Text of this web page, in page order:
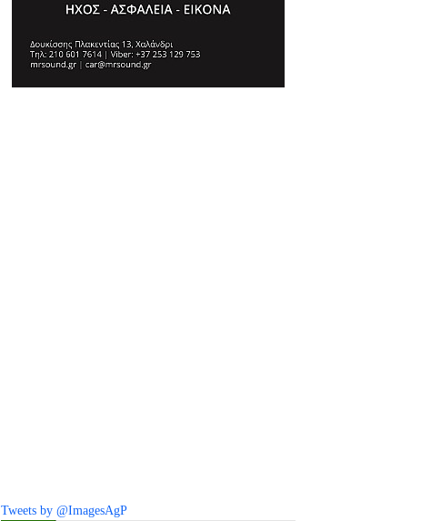
Tweets by @ImagesAgP